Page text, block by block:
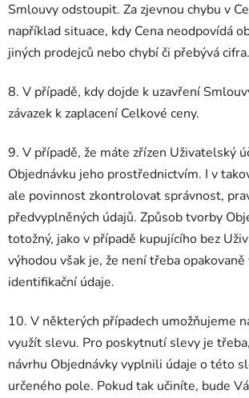
Smlouvy odstoupit. Za zjevnou chybu v
například situace, kdy Cena neodpovídá
jiných prodejců nebo chybí či přebývá cifra.
8. V případě, kdy dojde k uzavření
závazek k zaplacení Celkové ceny.
9. V případě, že máte zřízen Uživatelský
Objednávku jeho prostřednictvím. I v
ale povinnost zkontrolovat správnost,
předvyplněných údajů. Způsob tvorby
totožný, jako v případě kupujícího bez
výhodou však je, že není třeba
identifikační údaje.
10. V některých případech umožňujeme
využít slevu. Pro poskytnutí slevy je
návrhu Objednávky vyplnili údaje o této
určeného pole. Pokud tak učiníte, bude